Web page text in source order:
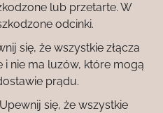
lub przetarte. W
odcinki.
się, że wszystkie złącza
i nie ma luzów, które mogą
prądu.
Upewnij się, że wszystkie